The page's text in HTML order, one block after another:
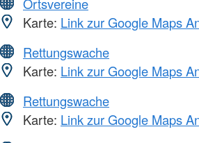
Karte: Link zur Google Maps
Rettungswache
Karte: Link zur Google Maps
Rettungswache
Karte: Link zur Google Maps